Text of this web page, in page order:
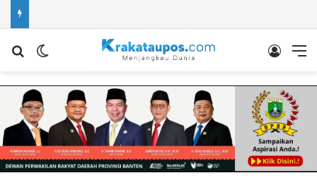
Cari berita...Switch skin Log In